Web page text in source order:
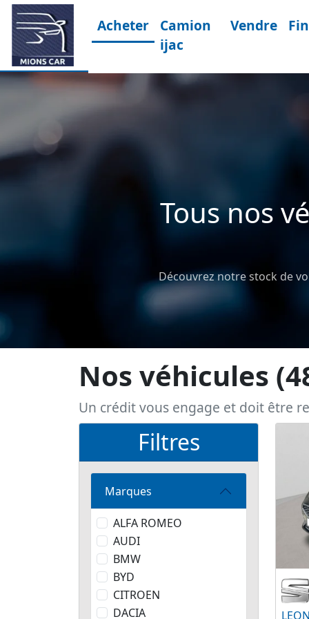
Acheter
Camion
ijac
Vendre
Tous nos
Découvrez notre stock de
Nos véhicules
Un crédit vous engage et doit être
Filtres
Marques
ALFA ROMEO
AUDI
BMW
BYD
CITROEN
DACIA